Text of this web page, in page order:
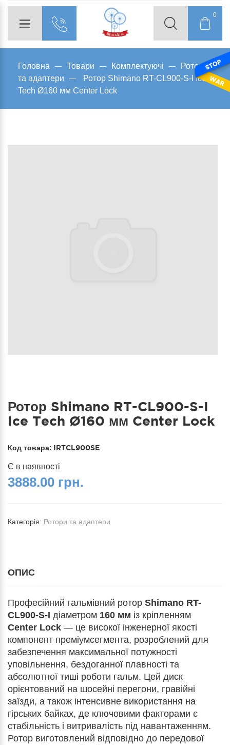
0
Головна Товари Комплектуючі
Ротори
та адаптери
Ротор Shimano RT-CL900-S-I Ice
Tech Ø160 мм Center Lock
Ротор Shimano RT-CL900-S-I
Ice Tech Ø160 мм Center Lock
Код товара: IRTCL900SE
Є в наявності
3888.00 грн.
Категорія: Ротори та адаптери
ОПИС
Професійний гальмівний ротор Shimano RT-
CL900-S-I діаметром 160 мм із кріпленням
Center Lock — це високої інженерної якості
компонент преміумсегмента, розроблений для
забезпечення максимальної потужності
уповільнення, бездоганної плавності та
абсолютної тиші роботи гальм. Цей диск
орієнтований на шосейні перегони, гравійні
заїзди, а також інтенсивне використання на
гірських байках, де ключовими факторами є
стабільність і витривалість під навантаженням.
Ротор виготовлений відповідно до передової